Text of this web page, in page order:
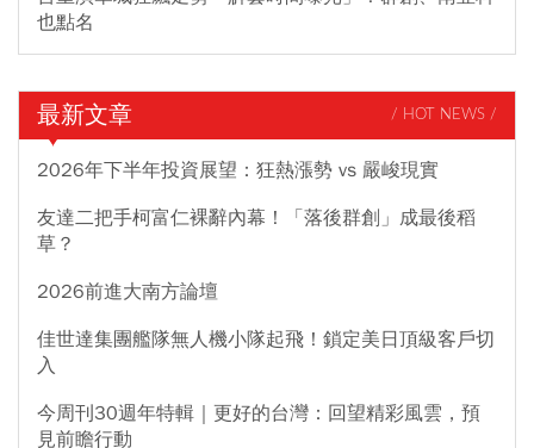
也點名
最新文章 / HOT NEWS /
2026年下半年投資展望：狂熱漲勢 vs 嚴峻現實
友達二把手柯富仁裸辭內幕！「落後群創」成最後稻
草？
2026前進大南方論壇
佳世達集團艦隊無人機小隊起飛！鎖定美日頂級客戶切
入
今周刊30週年特輯｜更好的台灣：回望精彩風雲，預
見前瞻行動